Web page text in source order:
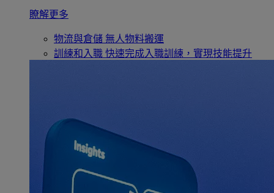
瞭解更多
物流與倉儲 無人物料搬運
訓練和入職 快速完成入職訓練，實現技能提升